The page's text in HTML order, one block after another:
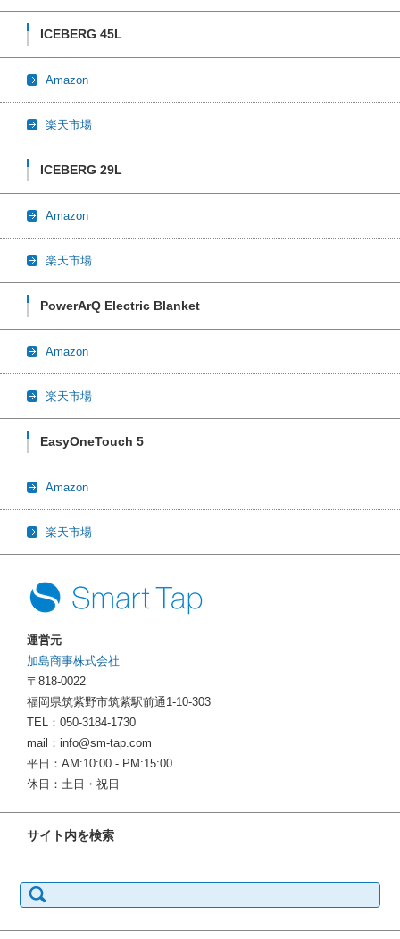
ICEBERG 45L
Amazon
楽天市場
ICEBERG 29L
Amazon
楽天市場
PowerArQ Electric Blanket
Amazon
楽天市場
EasyOneTouch 5
Amazon
楽天市場
運営元
加島商事株式会社
〒818-0022
福岡県筑紫野市筑紫駅前通1-10-303
TEL：050-3184-1730
mail：info@sm-tap.com
平日：AM:10:00 - PM:15:00
休日：土日・祝日
サイト内を検索
索: